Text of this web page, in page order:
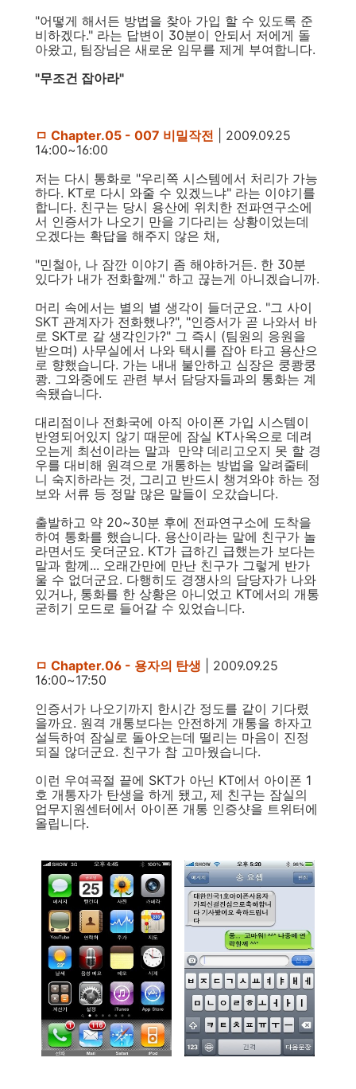
"어떻게 해서든 방법을 찾아 가입 할 수 있도록 준
비하겠다." 라는 답변이 30분이 안되서 저에게 돌
아왔고, 팀장님은 새로운 임무를 제게 부여합니다.
"무조건 잡아라"
ㅁ Chapter.05 - 007 비밀작전 | 2009.09.25
14:00~16:00
저는 다시 통화로 "우리쪽 시스템에서 처리가 가능
하다. KT로 다시 와줄 수 있겠느냐" 라는 이야기를
합니다. 친구는 당시 용산에 위치한 전파연구소에
서 인증서가 나오기 만을 기다리는 상황이었는데
오겠다는 확답을 해주지 않은 채,
"민철아, 나 잠깐 이야기 좀 해야하거든. 한 30분
있다가 내가 전화할께." 하고 끊는게 아니겠습니까.
머리 속에서는 별의 별 생각이 들더군요. "그 사이
SKT 관계자가 전화했나?", "인증서가 곧 나와서 바
로 SKT로 갈 생각인가?" 그 즉시 (팀원의 응원을
받으며) 사무실에서 나와 택시를 잡아 타고 용산으
로 향했습니다. 가는 내내 불안하고 심장은 쿵쾅쿵
쾅. 그와중에도 관련 부서 담당자들과의 통화는 계
속됐습니다.
대리점이나 전화국에 아직 아이폰 가입 시스템이
반영되어있지 않기 때문에 잠실 KT사옥으로 데려
오는게 최선이라는 말과 만약 데리고오지 못 할 경
우를 대비해 원격으로 개통하는 방법을 알려줄테
니 숙지하라는 것, 그리고 반드시 챙겨와야 하는 정
보와 서류 등 정말 많은 말들이 오갔습니다.
출발하고 약 20~30분 후에 전파연구소에 도착을
하여 통화를 했습니다. 용산이라는 말에 친구가 놀
라면서도 웃더군요. KT가 급하긴 급했는가 보다는
말과 함께... 오래간만에 만난 친구가 그렇게 반가
울 수 없더군요. 다행히도 경쟁사의 담당자가 나와
있거나, 통화를 한 상황은 아니었고 KT에서의 개통
굳히기 모드로 들어갈 수 있었습니다.
ㅁ Chapter.06 - 용자의 탄생 | 2009.09.25
16:00~17:50
인증서가 나오기까지 한시간 정도를 같이 기다렸
을까요. 원격 개통보다는 안전하게 개통을 하자고
설득하여 잠실로 돌아오는데 떨리는 마음이 진정
되질 않더군요. 친구가 참 고마웠습니다.
이런 우여곡절 끝에 SKT가 아닌 KT에서 아이폰 1
호 개통자가 탄생을 하게 됐고, 제 친구는 잠실의
업무지원센터에서 아이폰 개통 인증샷을 트위터에
올립니다.